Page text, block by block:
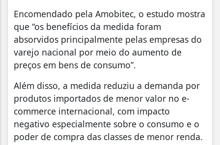
Encomendado pela Amobitec, o estudo mostra
que “os benefícios da medida foram
absorvidos principalmente pelas empresas do
varejo nacional por meio do aumento de
preços em bens de consumo”.
Além disso, a medida reduziu a demanda por
produtos importados de menor valor no e-
commerce internacional, com impacto
negativo especialmente sobre o consumo e o
poder de compra das classes de menor renda.